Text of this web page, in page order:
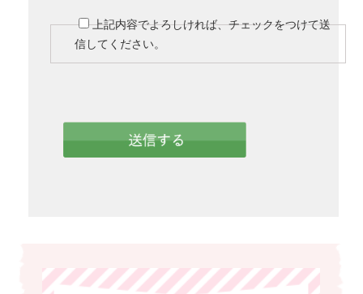
上記内容でよろしければ、チェックをつけて送
信してください。